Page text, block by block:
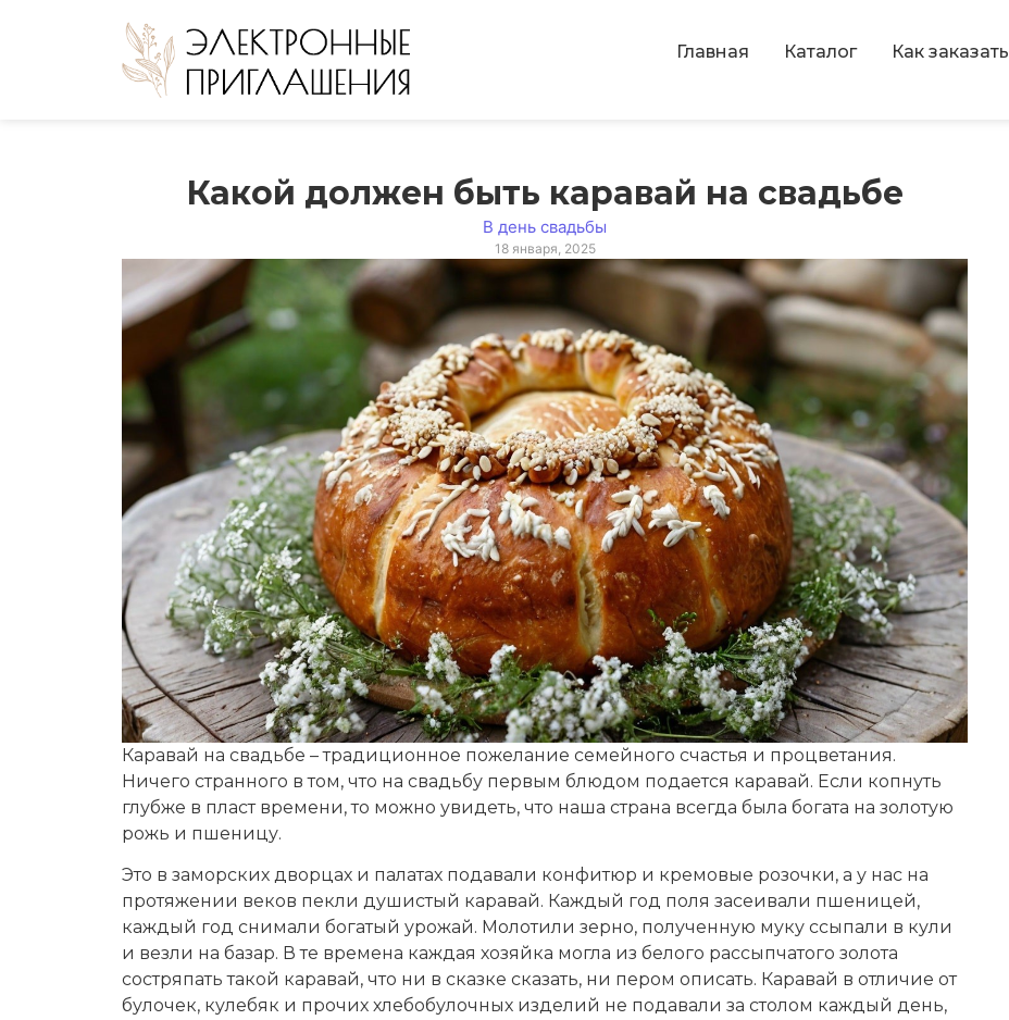
Главная Каталог Как заказать
Какой должен быть каравай на свадьбе
В день свадьбы
18 января, 2025
Каравай на свадьбе – традиционное пожелание семейного счастья и процветания.
Ничего странного в том, что на свадьбу первым блюдом подается каравай. Если копнуть
глубже в пласт времени, то можно увидеть, что наша страна всегда была богата на золотую
рожь и пшеницу.
Это в заморских дворцах и палатах подавали конфитюр и кремовые розочки, а у нас на
протяжении веков пекли душистый каравай. Каждый год поля засеивали пшеницей,
каждый год снимали богатый урожай. Молотили зерно, полученную муку ссыпали в кули
и везли на базар. В те времена каждая хозяйка могла из белого рассыпчатого золота
состряпать такой каравай, что ни в сказке сказать, ни пером описать. Каравай в отличие от
булочек, кулебяк и прочих хлебобулочных изделий не подавали за столом каждый день,